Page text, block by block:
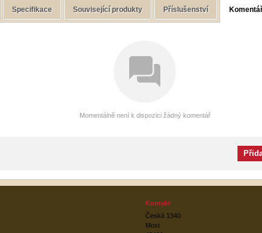
Specifikace Související produkty Příslušenství
Momentálně není k dispozici žádný komentář
Kontakt
Česká 1340
Most